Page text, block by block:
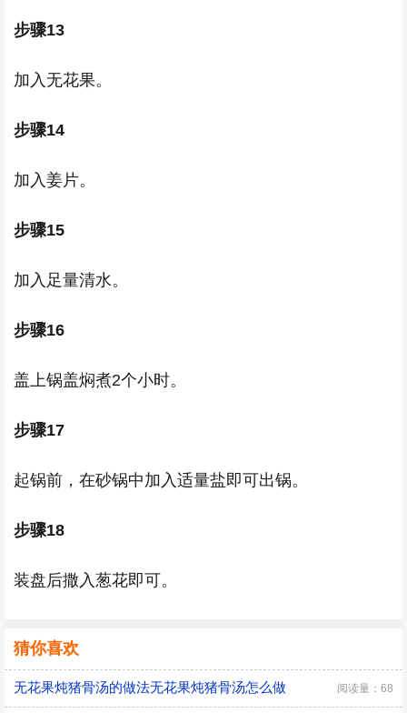
步骤13
加入无花果。
步骤14
加入姜片。
步骤15
加入足量清水。
步骤16
盖上锅盖焖煮2个小时。
步骤17
起锅前，在砂锅中加入适量盐即可出锅。
步骤18
装盘后撒入葱花即可。
猜你喜欢
无花果炖猪骨汤的做法无花果炖猪骨汤怎么做 阅读量：68